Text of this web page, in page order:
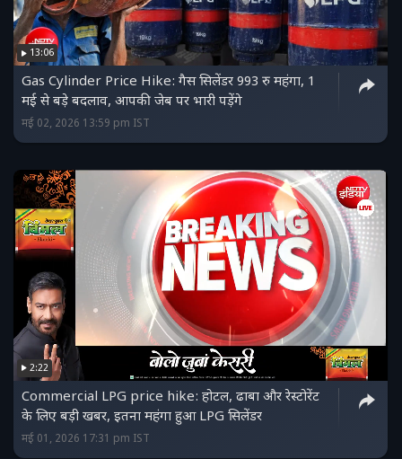
13:06
Gas Cylinder Price Hike: गैस सिलेंडर 993 रु महंगा, 1
मई से बड़े बदलाव, आपकी जेब पर भारी पड़ेंगे
मई 02, 2026 13:59 pm IST
2:22
Commercial LPG price hike: होटल, ढाबा और रेस्टोरेंट
के लिए बड़ी खबर, इतना महंगा हुआ LPG सिलेंडर
मई 01, 2026 17:31 pm IST